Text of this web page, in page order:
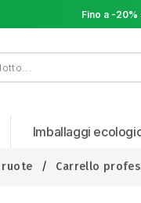
Fino a -20%
Imballaggi
ruote Carrello